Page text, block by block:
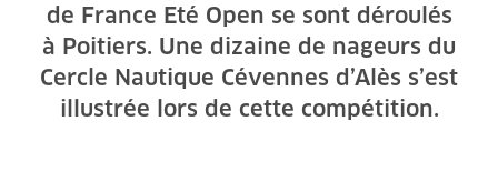
de France Eté Open se sont déroulés
à Poitiers. Une dizaine de nageurs du
Cercle Nautique Cévennes d’Alès s’est
illustrée lors de cette compétition.